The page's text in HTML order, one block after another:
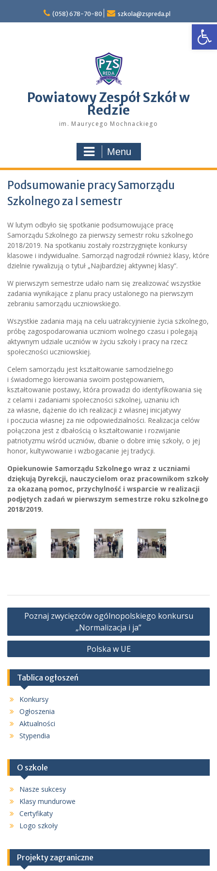
content
(058) 678-70-80 szkola@zspreda.pl
Powiatowy Zespół Szkół w
Redzie
im. Maurycego Mochnackiego
Menu
Podsumowanie pracy Samorządu
Szkolnego za I semestr
W lutym odbyło się spotkanie podsumowujące pracę
Samorządu Szkolnego za pierwszy semestr roku szkolnego
2018/2019. Na spotkaniu zostały rozstrzygnięte konkursy
klasowe i indywidualne. Samorząd nagrodził również klasy, które
dzielnie rywalizują o tytuł „Najbardziej aktywnej klasy”.
W pierwszym semestrze udało nam się zrealizować wszystkie
zadania wynikające z planu pracy ustalonego na pierwszym
zebraniu samorządu uczniowskiego.
Wszystkie zadania mają na celu uatrakcyjnienie życia szkolnego,
próbę zagospodarowania uczniom wolnego czasu i polegają
aktywnym udziale uczniów w życiu szkoły i pracy na rzecz
społeczności uczniowskiej.
Celem samorządu jest kształtowanie samodzielnego
i świadomego kierowania swoim postępowaniem,
kształtowanie postawy, która prowadzi do identyfikowania się
z celami i zadaniami społeczności szkolnej, uznaniu ich
za własne, dążenie do ich realizacji z własnej inicjatywy
i poczucia własnej za nie odpowiedzialności. Realizacja celów
połączona jest z dbałością o kształtowanie i rozwijanie
patriotyzmu wśród uczniów, dbanie o dobre imię szkoły, o jej
honor, kultywowanie i wzbogacanie jej tradycji.
Opiekunowie Samorządu Szkolnego wraz z uczniami
dziękują Dyrekcji, nauczycielom oraz pracownikom szkoły
za okazaną pomoc, przychylność i wsparcie w realizacji
podjętych zadań w pierwszym semestrze roku szkolnego
2018/2019.
Nawigacja
Poznaj zwycięzców ogólnopolskiego konkursu
„Normalizacja i ja”
Polska w UE
Tablica ogłoszeń
Konkursy
Ogłoszenia
Aktualności
Stypendia
O szkole
Nasze sukcesy
Klasy mundurowe
Certyfikaty
Logo szkoły
Projekty zagraniczne